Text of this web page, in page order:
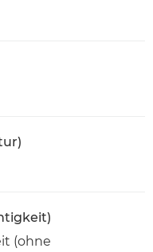
(ohne